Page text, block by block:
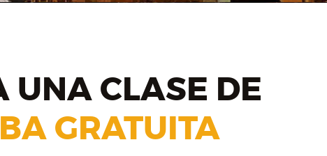
UNA CLASE DE
GRATUITA